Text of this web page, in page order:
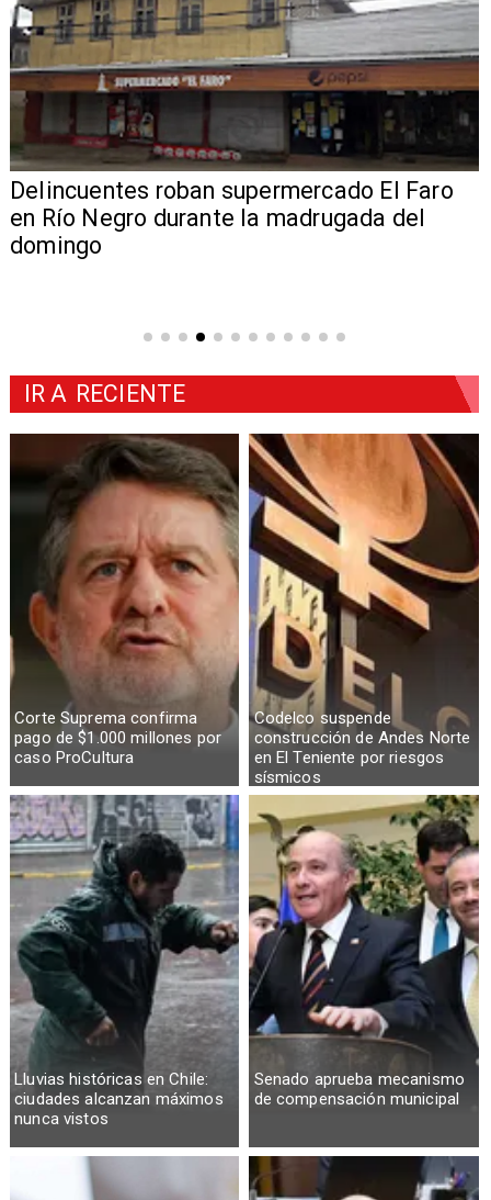
Delincuentes roban supermercado El Faro
en Río Negro durante la madrugada del
domingo
Corte Suprema confirma
pago de $1.000 millones por
caso ProCultura
Codelco suspende
construcción de Andes Norte
en El Teniente por riesgos
sísmicos
Lluvias históricas en Chile:
ciudades alcanzan máximos
nunca vistos
Senado aprueba mecanismo
de compensación municipal
IR A RECIENTE